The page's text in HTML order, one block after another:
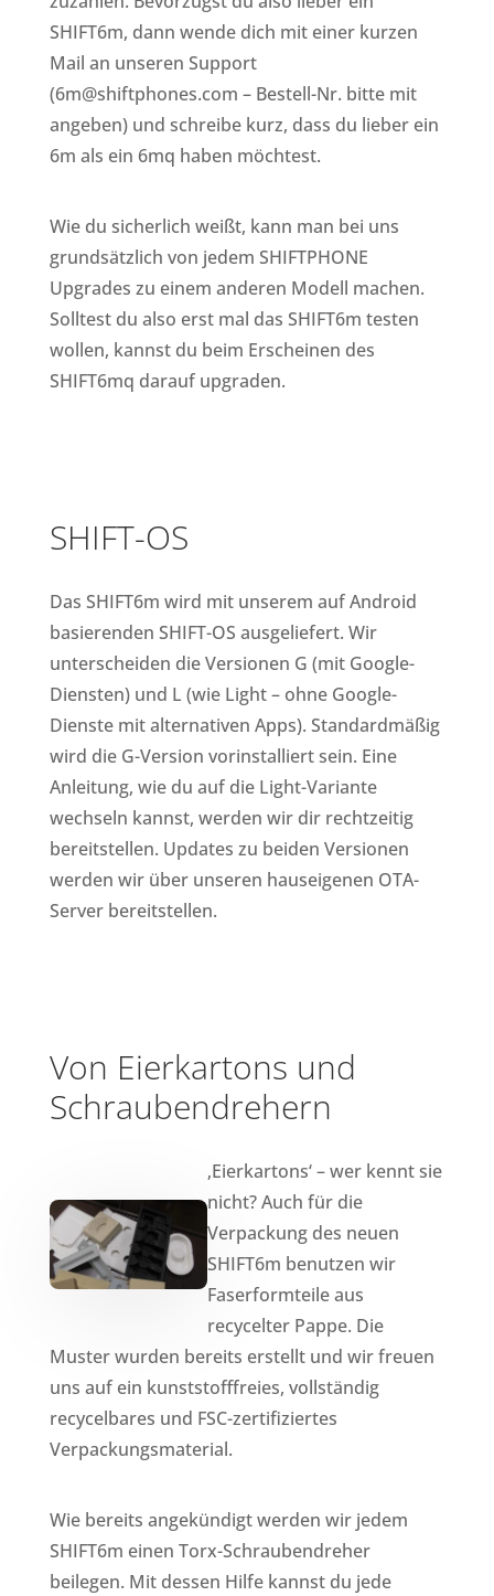
SHIFT6m, dann wende dich mit einer kurzen
Mail an unseren Support
(6m@shiftphones.com – Bestell-Nr. bitte mit
angeben) und schreibe kurz, dass du lieber ein
6m als ein 6mq haben möchtest.
Wie du sicherlich weißt, kann man bei uns
grundsätzlich von jedem SHIFTPHONE
Upgrades zu einem anderen Modell machen.
Solltest du also erst mal das SHIFT6m testen
wollen, kannst du beim Erscheinen des
SHIFT6mq darauf upgraden.
SHIFT-OS
Das SHIFT6m wird mit unserem auf Android
basierenden SHIFT-OS ausgeliefert. Wir
unterscheiden die Versionen G (mit Google-
Diensten) und L (wie Light – ohne Google-
Dienste mit alternativen Apps). Standardmäßig
wird die G-Version vorinstalliert sein. Eine
Anleitung, wie du auf die Light-Variante
wechseln kannst, werden wir dir rechtzeitig
bereitstellen. Updates zu beiden Versionen
werden wir über unseren hauseigenen OTA-
Server bereitstellen.
Von Eierkartons und
Schraubendrehern
‚Eierkartons‘ – wer kennt sie
nicht? Auch für die
Verpackung des neuen
SHIFT6m benutzen wir
Faserformteile aus
recycelter Pappe. Die
Muster wurden bereits erstellt und wir freuen
uns auf ein kunststofffreies, vollständig
recycelbares und FSC-zertifiziertes
Verpackungsmaterial.
Wie bereits angekündigt werden wir jedem
SHIFT6m einen Torx-Schraubendreher
beilegen. Mit dessen Hilfe kannst du jede